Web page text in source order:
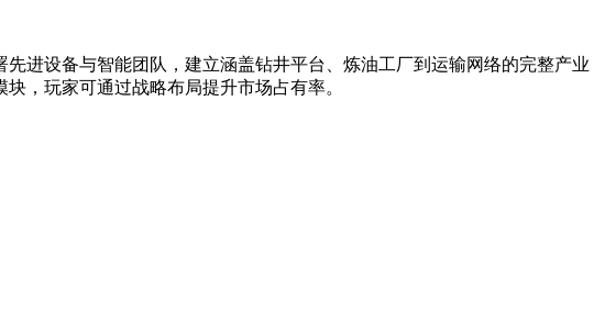
进设备与智能团队，建立涵盖钻井平台、炼油工厂到运输网络的完整产业
，玩家可通过战略布局提升市场占有率。